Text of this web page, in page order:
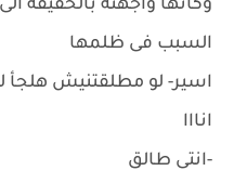
وكأنها واجهته بالحقيقه
السبب فى ظلمها
اسير- لو مطلقتنيش هلجأ
انااا
-انتى طالق